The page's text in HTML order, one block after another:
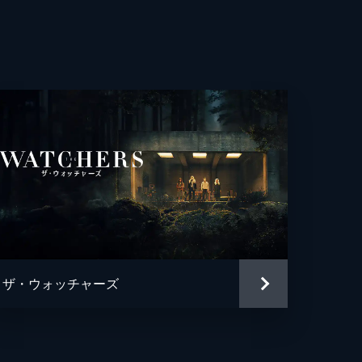
ィン・デク
シラー
ザ・ウォッチャーズ